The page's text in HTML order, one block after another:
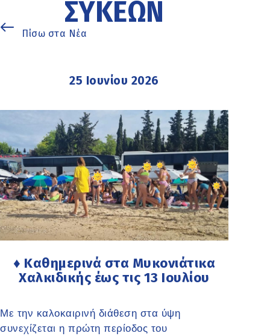
ΣΥΚΕΏΝ
Πίσω στα Νέα
25 Ιουνίου 2026
♦ Καθημερινά στα Μυκονιάτικα
Χαλκιδικής έως τις 13 Ιουλίου
Με την καλοκαιρινή διάθεση στα ύψη
συνεχίζεται η πρώτη περίοδος του